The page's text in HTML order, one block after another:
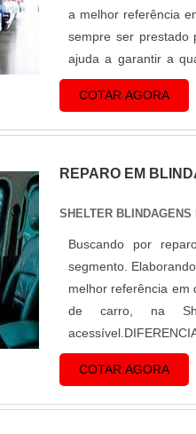
a melhor referência
sempre ser prestado
ajuda a garantir a
imprevistos e
COTAR AGORA
REPARO EM
SHELTER BLINDAGENS
Buscando por
segmento.
melhor referência em
de carro, na
eficientes de
COTAR AGORA